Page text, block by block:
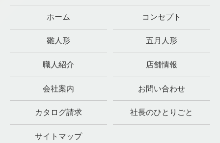
ホーム コンセプト
雛人形 五月人形
職人紹介 店舗情報
会社案内 お問い合わせ
カタログ請求 社長のひとりごと
サイトマップ